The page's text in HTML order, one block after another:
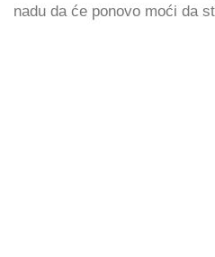
nadu da će ponovo moći da